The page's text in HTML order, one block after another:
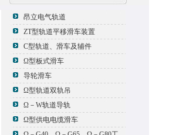
昂立电气轨道
ZT型轨道平移滑车装置
C型轨道、滑车及辅件
Ω型板式滑车
导轮滑车
Ω型轨道双轨吊
Ω－W轨道导轨
Ω型供电电缆滑车